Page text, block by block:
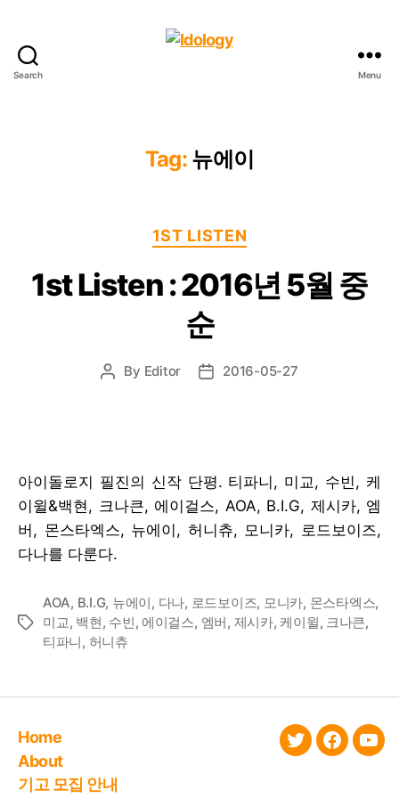
Search Menu
Tag: 뉴에이
Categories
1ST LISTEN
1st Listen : 2016년 5월 중
순
Post
By Editor
Post2016-05-27
아이돌로지 필진의 신작 단평. 티파니, 미교, 수빈, 케
이윌&백현, 크나큰, 에이걸스, AOA, B.I.G, 제시카, 엠
버, 몬스타엑스, 뉴에이, 허니츄, 모니카, 로드보이즈,
다나를 다룬다.
Tags
AOA, B.I.G, 뉴에이, 다나, 로드보이즈, 모니카, 몬스타엑스,
미교, 백현, 수빈, 에이걸스, 엠버, 제시카, 케이윌, 크나큰,
티파니, 허니츄
Home
About
기고 모집 안내
twitter